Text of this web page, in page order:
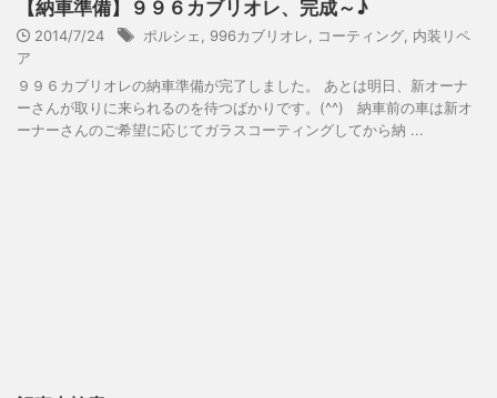
【納車準備】９９６カブリオレ、完成～♪
2014/7/24 ポルシェ 996カブリオレ コーティング 内装リペ
ア
９９６カブリオレの納車準備が完了しました。 あとは明日、新オーナ
ーさんが取りに来られるのを待つばかりです。(^^) 納車前の車は新オ
ーナーさんのご希望に応じてガラスコーティングしてから納 ...